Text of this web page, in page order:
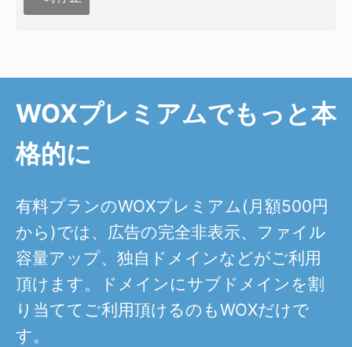
WOXプレミアムでもっと本
格的に
有料プランのWOXプレミアム(月額500円
から)では、広告の完全非表示、ファイル
容量アップ、独自ドメインなどがご利用
頂けます。ドメインにサブドメインを割
り当ててご利用頂けるのもWOXだけで
す。